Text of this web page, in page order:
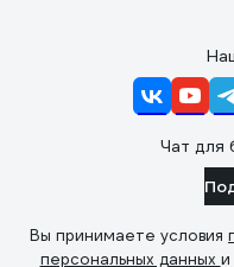
Чат для
Вы принимаете условия
персональных данных и